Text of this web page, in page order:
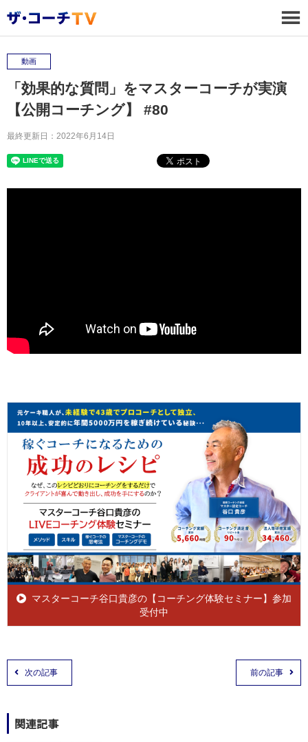
動画
「効果的な質問」をマスターコーチが実演
【公開コーチング】 #80
最終更新日：2022年6月14日
マスターコーチ谷口貴彦の【コーチング体験セミナー】参加
受付中
前の記事
次の記事
関連記事